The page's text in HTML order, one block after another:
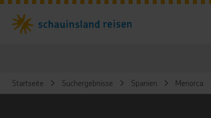
Startseite Suchergebnisse Spanien Menorca